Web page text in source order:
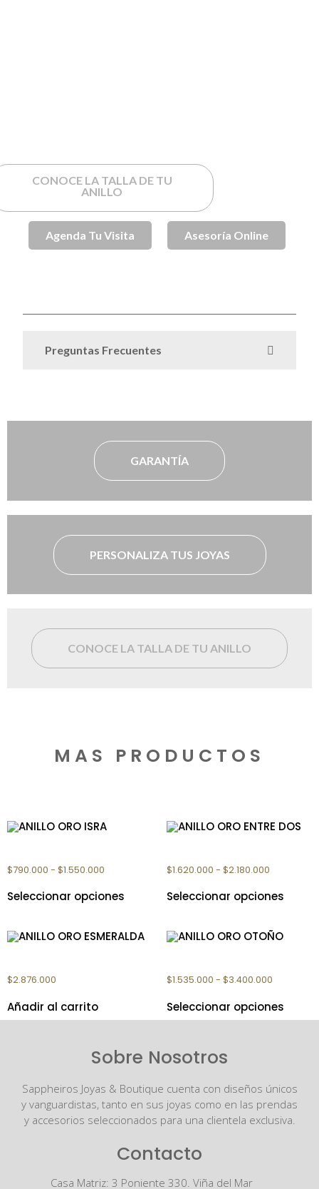
CONOCE LA TALLA DE TU
ANILLO
Agenda Tu Visita Asesoría Online
Preguntas Frecuentes
GARANTÍA
PERSONALIZA TUS JOYAS
CONOCE LA TALLA DE TU ANILLO
MAS PRODUCTOS
$790.000 - $1.550.000
Seleccionar opciones
$1.620.000 - $2.180.000
Seleccionar opciones
$2.876.000
Añadir al carrito
$1.535.000 - $3.400.000
Seleccionar opciones
Sobre Nosotros
Sappheiros Joyas & Boutique cuenta con diseños únicos
y vanguardistas, tanto en sus joyas como en las prendas
y accesorios seleccionados para una clientela exclusiva.
Contacto
Casa Matriz: 3 Poniente 330. Viña del Mar